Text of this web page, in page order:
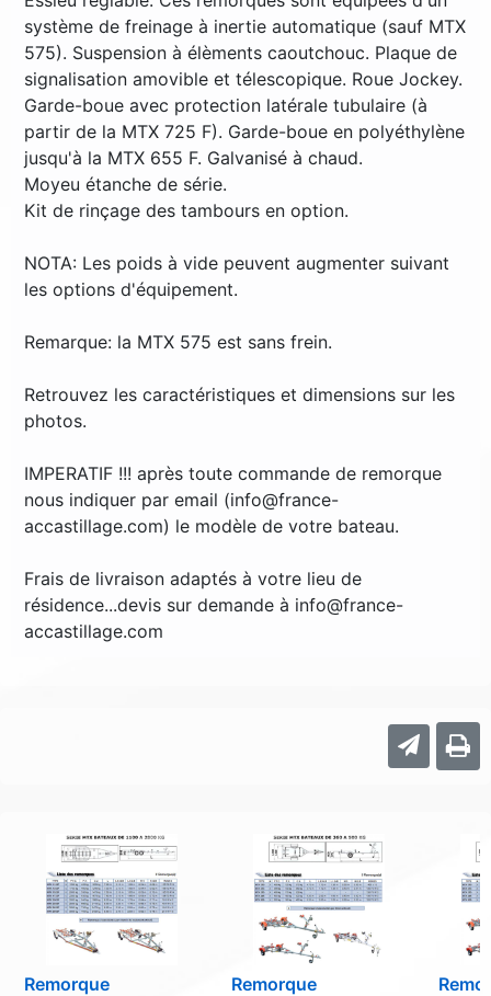
système de freinage à inertie automatique (sauf MTX
575). Suspension à élèments caoutchouc. Plaque de
signalisation amovible et télescopique. Roue Jockey.
Garde-boue avec protection latérale tubulaire (à
partir de la MTX 725 F). Garde-boue en polyéthylène
jusqu'à la MTX 655 F. Galvanisé à chaud.
Moyeu étanche de série.
Kit de rinçage des tambours en option.
NOTA: Les poids à vide peuvent augmenter suivant
les options d'équipement.
Remarque: la MTX 575 est sans frein.
Retrouvez les caractéristiques et dimensions sur les
photos.
IMPERATIF !!! après toute commande de remorque
nous indiquer par email (info@france-
accastillage.com) le modèle de votre bateau.
Frais de livraison adaptés à votre lieu de
résidence...devis sur demande à info@france-
accastillage.com
Remorque
Remorque